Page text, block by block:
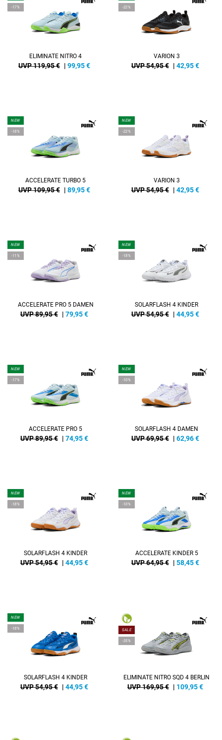
-17%
ELIMINATE NITRO 4
UVP 119,95 € | 99,95€
-22%
VARION 3
UVP 54,95 € | 42,95€
NEW
-18%
ACCELERATE TURBO 5
UVP 109,95 € | 89,95€
NEW
-22%
VARION 3
UVP 54,95 € | 42,95€
NEW
-11%
ACCELERATE PRO 5 DAMEN
UVP 89,95 € | 79,95€
NEW
-18%
SOLARFLASH 4 KINDER
UVP 54,95 € | 44,95€
NEW
-17%
ACCELERATE PRO 5
UVP 89,95 € | 74,95€
NEW
-10%
SOLARFLASH 4 DAMEN
UVP 69,95 € | 62,96€
NEW
-18%
SOLARFLASH 4 KINDER
UVP 54,95 € | 44,95€
NEW
-10%
ACCELERATE KINDER 5
UVP 64,95 € | 58,45€
NEW
-18%
SOLARFLASH 4 KINDER
UVP 54,95 € | 44,95€
SALE
-35%
ELIMINATE NITRO SQD 4 BERLIN
UVP 169,95 € | 109,95€